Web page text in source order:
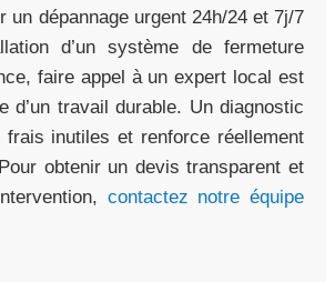
un dépannage urgent 24h/24 et 7j/7
d’un système de fermeture
faire appel à un expert local est
d’un travail durable. Un diagnostic
inutiles et renforce réellement
obtenir un devis transparent et
contactez notre équipe